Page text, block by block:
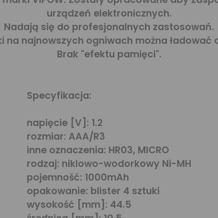
urządzeń elektronicznych.
Nadają się do profesjonalnych zastosowań.
na najnowszych ogniwach można ładować
Brak "efektu pamięci".
Specyfikacja:
napięcie [V]: 1.2
rozmiar: AAA/R3
inne oznaczenia: HR03, MICRO
rodzaj: niklowo-wodorkowy Ni-MH
pojemność: 1000mAh
opakowanie: blister 4 sztuki
wysokość [mm]: 44.5